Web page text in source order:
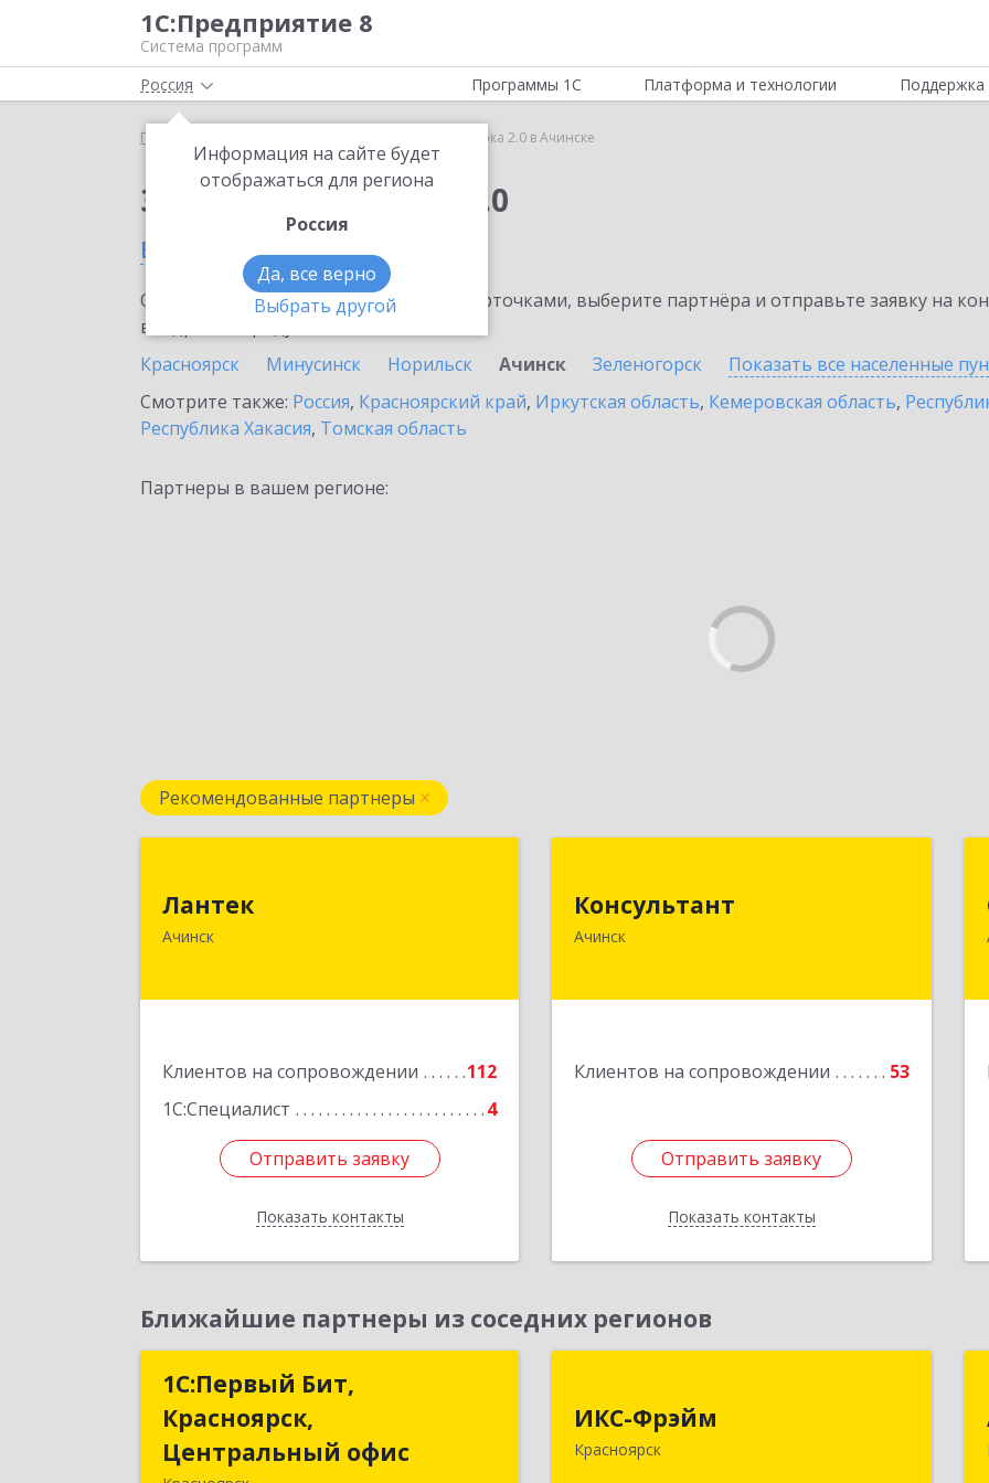
1С:Предприятие 8
Система программ
Россия
Информация на сайте будет
отображаться для региона
Россия
Да, все верно
Выбрать другой
Программы 1С Платформа и технологии Поддержка
Главная 1С:Сверка 2.0 в Ачинске
Заказать 1С:Сверка 2.0
в Ачинске
Ознакомьтесь с информационными карточками, выберите партнёра и отправьте заявку на
внедрение продукта.
Красноярск
Минусинск Норильск Ачинск Зеленогорск Показать все населенные
Смотрите также: Россия, Красноярский край, Иркутская область, Кемеровская область,
Республика Хакасия, Томская область
Партнеры в вашем регионе:
Рекомендованные партнеры
Лантек
Ачинск
Клиентов на сопровождении
112
1С:Специалист
4
Отправить заявку
Показать контакты
Подробнее
Отправить заявку
Назад
Консультант
Ачинск
Клиентов на сопровождении 53
Отправить заявку
Показать контакты
662159, Красноярский край, Ачинск г,
Юго-Восточный район, дом № 21А
Подробнее
Отправить заявку
Назад
Ближайшие партнеры из соседних регионов
1С:Первый Бит,
Красноярск,
Центральный офис
1С:Первый Бит,
Центральный офис
ИКС-Фрэйм
Красноярск
Красноярск г, Батурина ул, дом № 32,